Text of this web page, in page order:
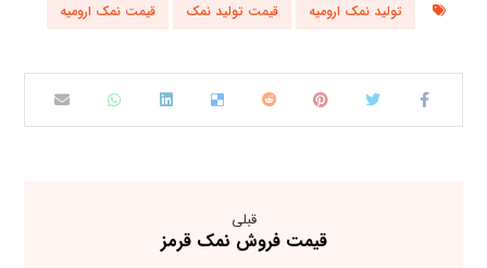
تولید نمک ارومیه قیمت تولید نمک قیمت نمک ارومیه
قبلی
قیمت فروش نمک قرمز